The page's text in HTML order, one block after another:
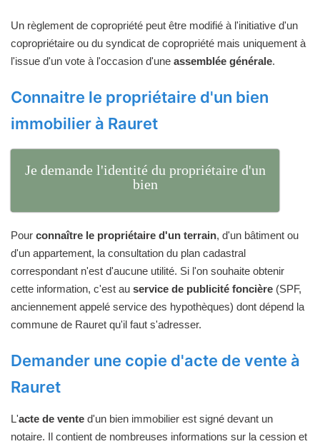
Un règlement de copropriété peut être modifié à l'initiative d'un
copropriétaire ou du syndicat de copropriété mais uniquement à
l'issue d'un vote à l'occasion d'une assemblée générale.
Connaitre le propriétaire d'un bien
immobilier à Rauret
Je demande l'identité du propriétaire d'un
bien
Pour connaître le propriétaire d'un terrain, d'un bâtiment ou
d'un appartement, la consultation du plan cadastral
correspondant n'est d'aucune utilité. Si l'on souhaite obtenir
cette information, c'est au service de publicité foncière (SPF,
anciennement appelé service des hypothèques) dont dépend la
commune de Rauret qu'il faut s'adresser.
Demander une copie d'acte de vente à
Rauret
L'acte de vente d'un bien immobilier est signé devant un
notaire. Il contient de nombreuses informations sur la cession et